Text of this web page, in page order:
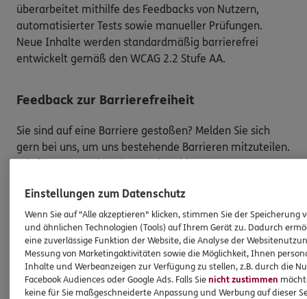
überarbeitet mithilfe des Feedbacks von Nutzern,
automatisierter Tests sowie manueller Prüfungen.
Neue Inhalte werden standardmäßig barrierefrei
entwickelt gemäß den WCAG 2.2 Stufe AA.
Feedback zur Barrierefreiheit
Sie sind auf eine Barriere gestoßen? Melden Sie sich
gern bei uns, um uns bestehende Barrieren mitzuteilen.
So melden Sie eine Barriere:
Bitte teilen Sie mit, auf welcher WebseiteSie auf
eine Barriere gestoßen sind. Kopieren Sie hierzu
den Link aus der Adresszeile Ihres Browsers.
Schicken Sie denLink zusammen mit einem
Hinweis auf den Text oder Service, der Ihnen
Einstellungen zum Datenschutz
Wenn Sie auf "Alle akzeptieren" klicken, stimmen Sie der Speicherung
und ähnlichen Technologien (Tools) auf Ihrem Gerät zu. Dadurch
eine zuverlässige Funktion der Website, die Analyse der
Messung von Marketingaktivitäten sowie die Möglichkeit, Ihnen
Inhalte und Werbeanzeigen zur Verfügung zu stellen, z.B. durch die
Facebook Audiences oder Google Ads. Falls Sienicht zustimmen
keine für Sie maßgeschneiderte Anpassung und Werbung auf dieser